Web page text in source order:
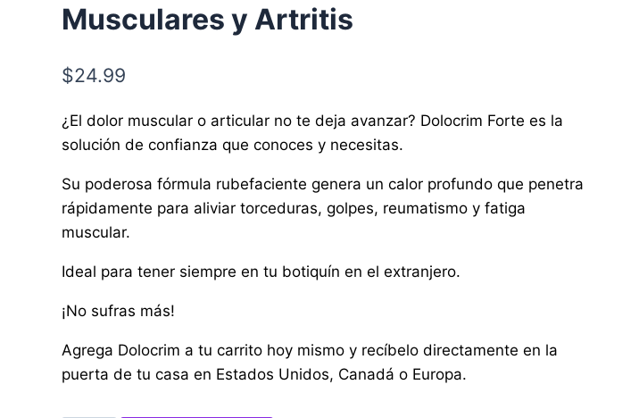
Musculares y Artritis
$24.99
¿El dolor muscular o articular no te deja avanzar? Dolocrim Forte es la
solución de confianza que conoces y necesitas.
Su poderosa fórmula rubefaciente genera un calor profundo que penetra
rápidamente para aliviar torceduras, golpes, reumatismo y fatiga
muscular.
Ideal para tener siempre en tu botiquín en el extranjero.
¡No sufras más!
Agrega Dolocrim a tu carrito hoy mismo y recíbelo directamente en la
puerta de tu casa en Estados Unidos, Canadá o Europa.